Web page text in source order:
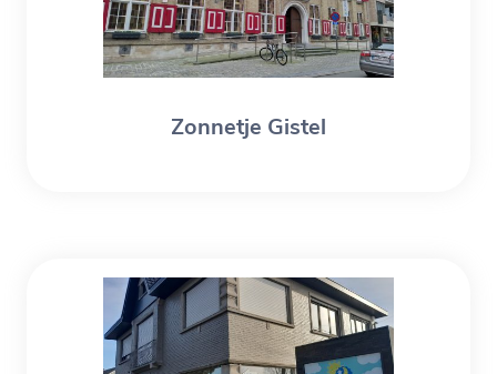
Zonnetje Gistel